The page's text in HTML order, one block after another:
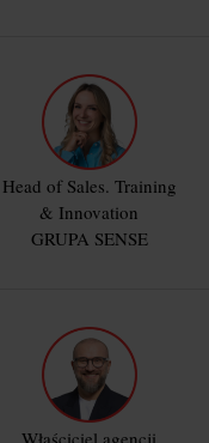
Head of Sales. Training
& Innovation
GRUPA SENSE